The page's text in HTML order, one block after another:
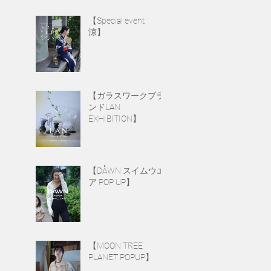
【Special event
涼】
【ガラスワークブラ
ンドLAN
EXHIBITION】
【DÅWN スイムウエ
ア POP UP】
【MOON TREE
PLANET POPUP】